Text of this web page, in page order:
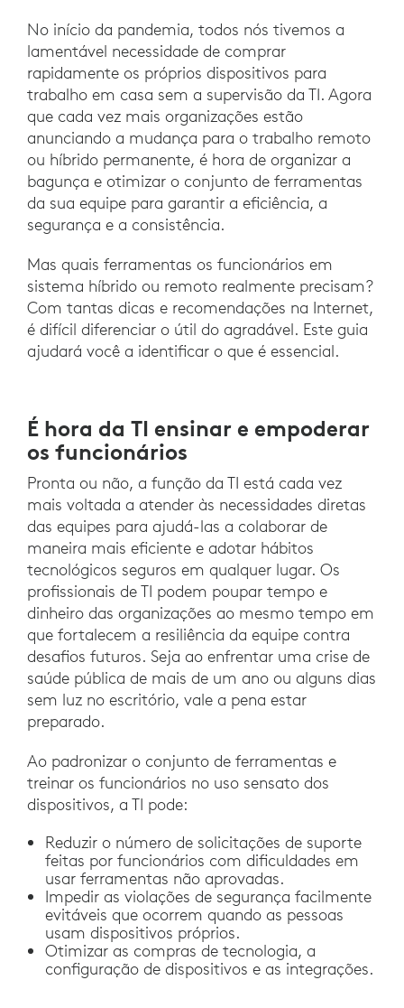
No início da pandemia, todos nós tivemos a
lamentável necessidade de comprar
rapidamente os próprios dispositivos para
trabalho em casa sem a supervisão da TI. Agora
que cada vez mais organizações estão
anunciando a mudança para o trabalho remoto
ou híbrido permanente, é hora de organizar a
bagunça e otimizar o conjunto de ferramentas
da sua equipe para garantir a eficiência, a
segurança e a consistência.
Mas quais ferramentas os funcionários em
sistema híbrido ou remoto realmente precisam?
Com tantas dicas e recomendações na Internet,
é difícil diferenciar o útil do agradável. Este guia
ajudará você a identificar o que é essencial.
É hora da TI ensinar e empoderar
os funcionários
Pronta ou não, a função da TI está cada vez
mais voltada a atender às necessidades diretas
das equipes para ajudá-las a colaborar de
maneira mais eficiente e adotar hábitos
tecnológicos seguros em qualquer lugar. Os
profissionais de TI podem poupar tempo e
dinheiro das organizações ao mesmo tempo em
que fortalecem a resiliência da equipe contra
desafios futuros. Seja ao enfrentar uma crise de
saúde pública de mais de um ano ou alguns dias
sem luz no escritório, vale a pena estar
preparado.
Ao padronizar o conjunto de ferramentas e
treinar os funcionários no uso sensato dos
dispositivos, a TI pode:
Reduzir o número de solicitações de suporte
feitas por funcionários com dificuldades em
usar ferramentas não aprovadas.
Impedir as violações de segurança facilmente
evitáveis que ocorrem quando as pessoas
usam dispositivos próprios.
Otimizar as compras de tecnologia, a
configuração de dispositivos e as integrações.